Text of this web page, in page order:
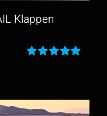
Klappen